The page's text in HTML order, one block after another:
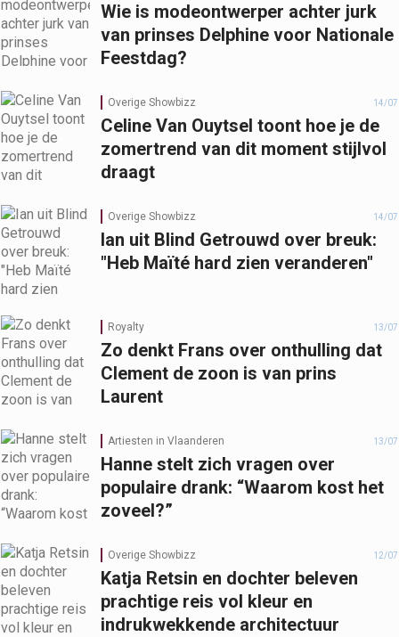
Wie is modeontwerper achter jurk
van prinses Delphine voor Nationale
Feestdag?
Overige Showbizz 14/07
Celine Van Ouytsel toont hoe je de
zomertrend van dit moment stijlvol
draagt
Overige Showbizz 14/07
Ian uit Blind Getrouwd over breuk:
"Heb Maïté hard zien veranderen"
Royalty 13/07
Zo denkt Frans over onthulling dat
Clement de zoon is van prins
Laurent
Artiesten in Vlaanderen 13/07
Hanne stelt zich vragen over
populaire drank: “Waarom kost het
zoveel?”
Overige Showbizz 12/07
Katja Retsin en dochter beleven
prachtige reis vol kleur en
indrukwekkende architectuur